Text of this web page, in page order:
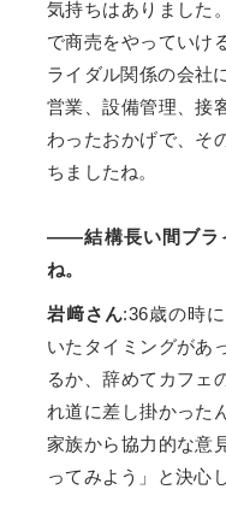
気持ちはありました
で商売をやっていけ
ライダル関係の会社
営業、設備管理、接
わったおかげで、そ
ちましたね。
——結構長い間ブラ
ね。
岩﨑さん:36歳の時
いたタイミングがあ
るか、辞めてカフェ
れ道に差し掛かった
家族から協力的な意
ってみよう」と決心